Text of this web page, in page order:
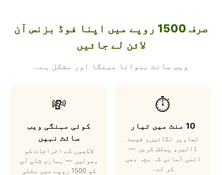
صرف 1500 روپے میں اپنا فوڈ بزنس آن
لائن لے جائیں
ویب سائٹ بنوانا مہنگا اور مشکل ہے...
⏱️
10 منٹ میں تیار
تصاویر لگائیں، قیمت
ڈالیں، پبلش کریں —
اتنی آسانی کہ بچہ بھی
کر لے۔
💸
کوئی مہنگی ویب
سائٹ نہیں
لاکھوں کے اخراجات کو
بھولیں — ہماری شاپ آپ
کو 1500 روپے میں ملتی